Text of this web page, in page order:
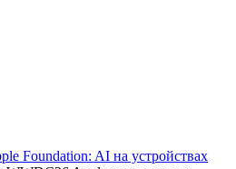
Foundation: AI на устройствах